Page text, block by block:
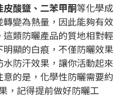
皮酸鹽、二苯甲酮等化學成
變為熱量，因此能夠有效
類防曬產品的質地相對輕
顯的白痕，不僅防曬效果
防汗效果，讓你活動起來
的是，化學性防曬需要約
，記得提前做好防曬工